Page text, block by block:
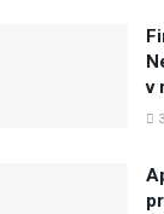
v